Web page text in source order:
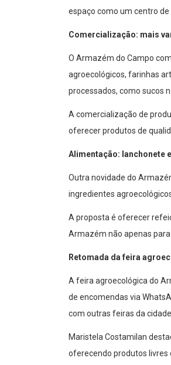
espaço como um centro de
Comercialização: mais
O Armazém do Campo
agroecológicos, farinhas
processados, como sucos
A comercialização de
oferecer produtos de
Alimentação: lanchonete
Outra novidade do
ingredientes
A proposta é oferecer
Armazém não apenas
Retomada da feira
A feira agroecológica do
de encomendas via
com outras feiras da cidade.
Maristela Costamilan
oferecendo produtos livres